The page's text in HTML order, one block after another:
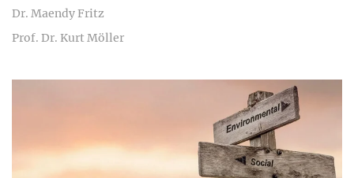
Dr. Maendy Fritz
Prof. Dr. Kurt Möller